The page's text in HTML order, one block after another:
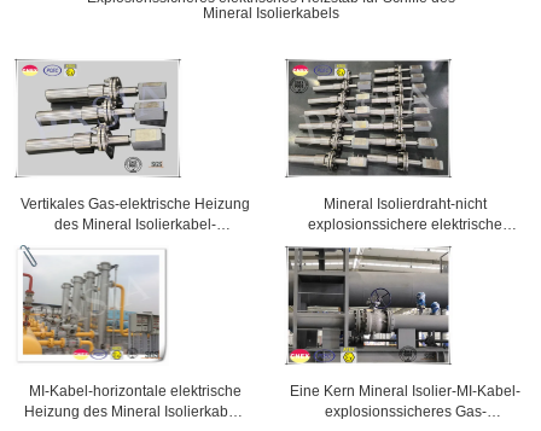
Mineral Isolierkabels
Vertikales Gas-elektrische Heizung
des Mineral Isolierkabel-
Mineral Isolierdraht-nicht
explosionssichere elektrische
Heizung für regelmäßige
Prozessheizung
MI-Kabel-horizontale elektrische
Heizung des Mineral Isolierkabel-
Eine Kern Mineral Isolier-MI-Kabel-
explosionssicheres Gas-